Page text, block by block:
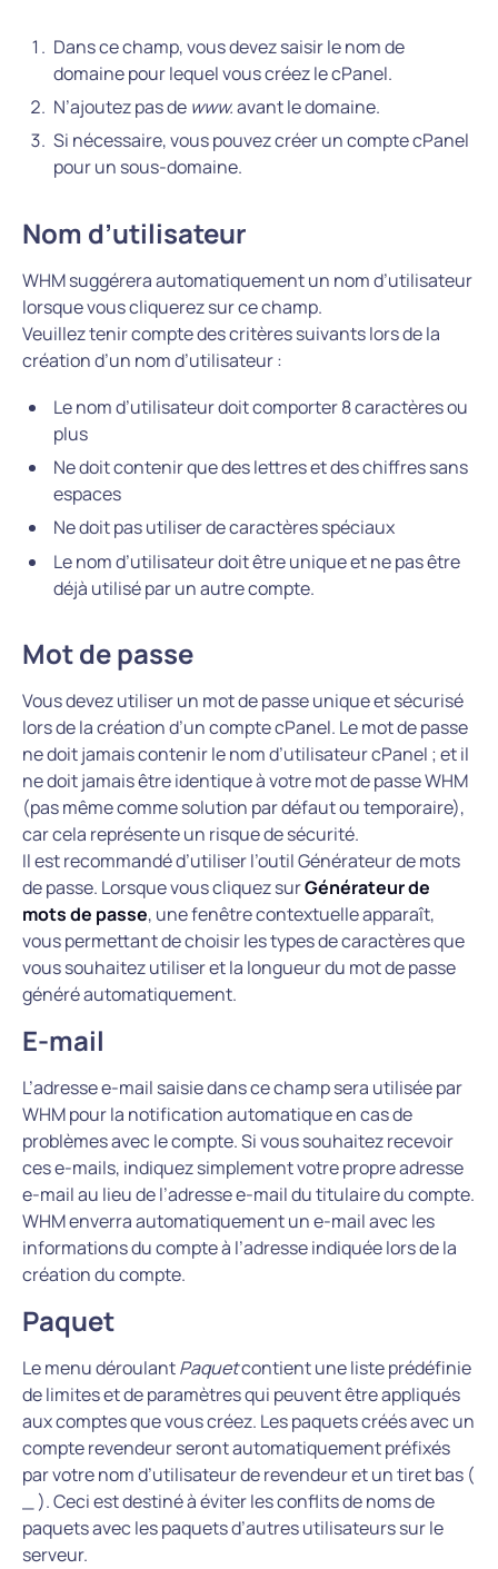
Dans ce champ, vous devez saisir le nom de
domaine pour lequel vous créez le cPanel.
N’ajoutez pas de www.avant le domaine.
Si nécessaire, vous pouvez créer un compte cPanel
pour un sous-domaine.
Nom d’utilisateur
WHM suggérera automatiquement un nom d’utilisateur
lorsque vous cliquerez sur ce champ.
Veuillez tenir compte des critères suivants lors de la
création d’un nom d’utilisateur :
Le nom d’utilisateur doit comporter 8 caractères ou
plus
Ne doit contenir que des lettres et des chiffres sans
espaces
Ne doit pas utiliser de caractères spéciaux
Le nom d’utilisateur doit être unique et ne pas être
déjà utilisé par un autre compte.
Mot de passe
Vous devez utiliser un mot de passe unique et sécurisé
lors de la création d’un compte cPanel. Le mot de passe
ne doit jamais contenir le nom d’utilisateur cPanel ; et il
ne doit jamais être identique à votre mot de passe WHM
(pas même comme solution par défaut ou temporaire),
car cela représente un risque de sécurité.
Il est recommandé d’utiliser l’outil Générateur de mots
de passe. Lorsque vous cliquez surGénérateur de
mots de passe, une fenêtre contextuelle apparaît,
vous permettant de choisir les types de caractères que
vous souhaitez utiliser et la longueur du mot de passe
généré automatiquement.
E-mail
L’adresse e-mail saisie dans ce champ sera utilisée par
WHM pour la notification automatique en cas de
problèmes avec le compte. Si vous souhaitez recevoir
ces e-mails, indiquez simplement votre propre adresse
e-mail au lieu de l’adresse e-mail du titulaire du compte.
WHM enverra automatiquement un e-mail avec les
informations du compte à l’adresse indiquée lors de la
création du compte.
Paquet
Le menu déroulantPaquetcontient une liste prédéfinie
de limites et de paramètres qui peuvent être appliqués
aux comptes que vous créez. Les paquets créés avec un
compte revendeur seront automatiquement préfixés
par votre nom d’utilisateur de revendeur et un tiret bas (
_ ). Ceci est destiné à éviter les conflits de noms de
paquets avec les paquets d’autres utilisateurs sur le
serveur.